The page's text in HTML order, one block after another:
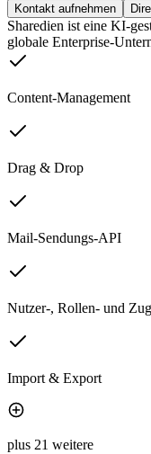
Kontakt aufnehmen
Sharedien ist eine KI-
globale Enterprise-
Content-Management
Drag & Drop
Mail-Sendungs-API
Nutzer-, Rollen- und
Import & Export
plus 21 weitere